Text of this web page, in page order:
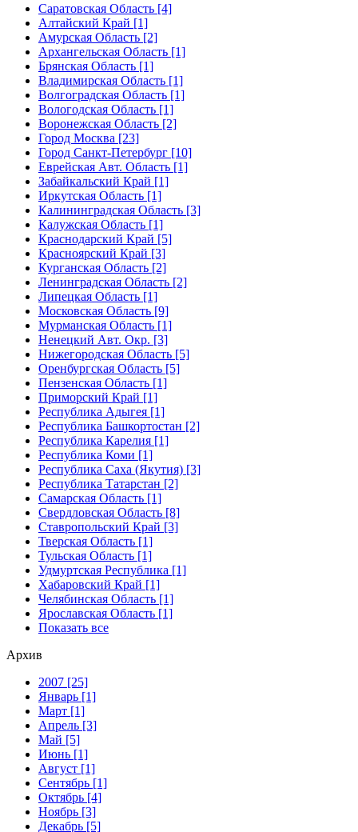
Саратовская Область [4]
Алтайский Край [1]
Амурская Область [2]
Архангельская Область [1]
Брянская Область [1]
Владимирская Область [1]
Волгоградская Область [1]
Вологодская Область [1]
Воронежская Область [2]
Город Москва [23]
Город Санкт-Петербург [10]
Еврейская Авт. Область [1]
Забайкальский Край [1]
Иркутская Область [1]
Калининградская Область [3]
Калужская Область [1]
Краснодарский Край [5]
Красноярский Край [3]
Курганская Область [2]
Ленинградская Область [2]
Липецкая Область [1]
Московская Область [9]
Мурманская Область [1]
Ненецкий Авт. Окр. [3]
Нижегородская Область [5]
Оренбургская Область [5]
Пензенская Область [1]
Приморский Край [1]
Республика Адыгея [1]
Республика Башкортостан [2]
Республика Карелия [1]
Республика Коми [1]
Республика Саха (Якутия) [3]
Республика Татарстан [2]
Самарская Область [1]
Свердловская Область [8]
Ставропольский Край [3]
Тверская Область [1]
Тульская Область [1]
Удмуртская Республика [1]
Хабаровский Край [1]
Челябинская Область [1]
Ярославская Область [1]
Показать все
Архив
2007 [25]
Январь [1]
Март [1]
Апрель [3]
Май [5]
Июнь [1]
Август [1]
Сентябрь [1]
Октябрь [4]
Ноябрь [3]
Декабрь [5]